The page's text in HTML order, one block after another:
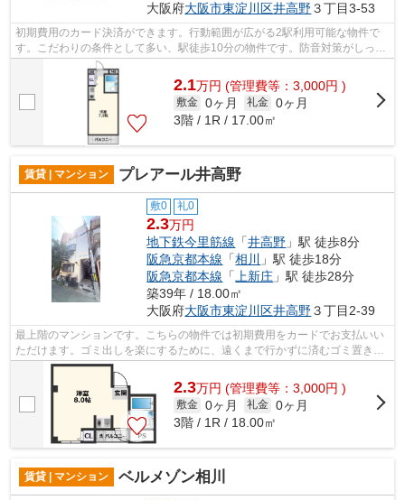
大阪府大阪市東淀川区井高野３丁目3-53
初期費用のカード決済ができます。行動範囲が広がる2駅利用可能な物件で
す。こだわりの条件として多い、駅徒歩10分の物件です。防音対策がしっか
りとした、軽量気泡コンクリートを使っ...
2.1万円 (管理費等：3,000円 )
敷金 0ヶ月 礼金 0ヶ月
3階 / 1R / 17.00㎡
賃貸 | マンション プレアール井高野
敷0 礼0
2.3万円
地下鉄今里筋線 「井高野 」駅 徒歩8分
阪急京都本線 「相川
」駅 徒歩18分
阪急京都本線 「 上新庄 」駅 徒歩28分
築39年 / 18.00㎡
大阪府大阪市東淀川区井高野３丁目2-39
最上階のマンションです。こちらの物件では初期費用をカードでお支払いい
ただけます。ゴミ出しを楽にするために、遠くまで行かずに済むゴミ置き場
を共用部に設置しています。揺れに強...
2.3万円 (管理費等：3,000円 )
敷金 0ヶ月 礼金 0ヶ月
3階 / 1R / 18.00㎡
賃貸 | マンション ベルメゾン相川